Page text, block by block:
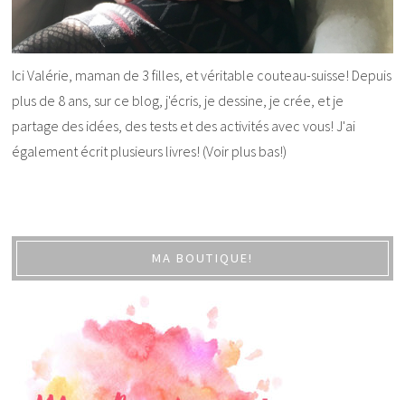
Ici Valérie, maman de 3 filles, et véritable couteau-suisse! Depuis
plus de 8 ans, sur ce blog, j'écris, je dessine, je crée, et je
partage des idées, des tests et des activités avec vous! J'ai
également écrit plusieurs livres! (Voir plus bas!)
MA BOUTIQUE!